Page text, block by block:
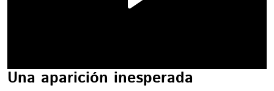
Una aparición inesperada